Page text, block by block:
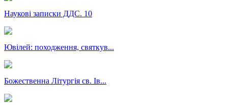
Наукові записки ДДС. 10
Ювілей: походження, святкув...
Божественна Літургія св. Ів...